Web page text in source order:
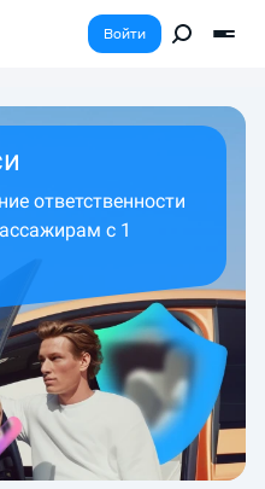
Войти
ответственности
с 1